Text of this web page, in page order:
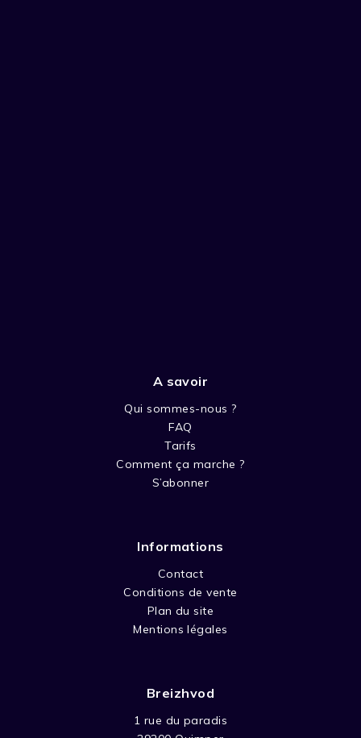
A savoir
Qui sommes-nous ?
FAQ
Tarifs
Comment ça marche ?
S’abonner
Informations
Contact
Conditions de vente
Plan du site
Mentions légales
Breizhvod
1 rue du paradis